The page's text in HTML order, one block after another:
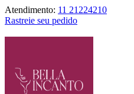
Atendimento: 11 21224210
Rastreie seu pedido